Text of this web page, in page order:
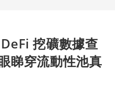
挖礦數據查
睇穿流動性池真